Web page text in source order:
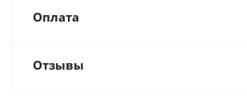
Оплата
Отзывы